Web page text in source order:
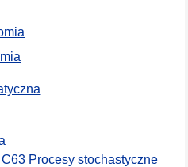
C63 Procesy stochastyczne